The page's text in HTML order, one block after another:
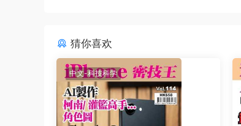
猜你喜欢
中文-科技科学